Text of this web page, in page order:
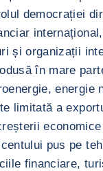
democrației
și organizații
în mare
energie
limitată a
pus pe
financiare,